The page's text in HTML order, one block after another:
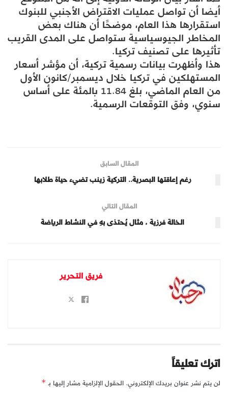
أيضا أن تواصل عمليات الاقتراض الأجنبي للبنوك
استقرارها هذا العام، موضحًا أن هناك بعض
المخاطر الجيوسياسية ستواصل على المدى القريب
تأثيرها على تصنيف تركيا.
هذا وأظهرت بيانات رسمية تركية، أن مؤشر أسعار
المستهلكين في تركيا خلال ديسمبر/كانون الأول
من العام الماضي، بلغ 11.84 بالمئة على أساس
سنوي، وفق التوقعات الرسمية.
المقال السابق
رغم إعاقتها البصرية.. التركية زينب تضيء حياة طلابها
المقال التالي
الخالة فرزية ، مثال يُحتذى بهِ في النشاط الرياضة
فريق التحرير
اترك تعليقاً
لن يتم نشر عنوان بريدك الإلكتروني. الحقول الإلزامية مشار إليها بـ *